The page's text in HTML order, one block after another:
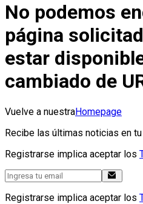
No podemos
página
estar
cambiado de
Vuelve a nuestraHomepage
Recibe las últimas noticias en
Registrarse implica aceptar los
Registrarse implica aceptar los